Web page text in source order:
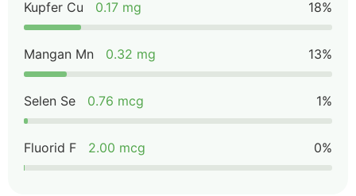
Kupfer Cu 0.17 mg 18%
Mangan Mn 0.32 mg 13%
Selen Se 0.76 mcg 1%
Fluorid F 2.00 mcg 0%